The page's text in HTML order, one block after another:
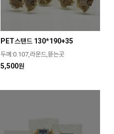
PET스탠드 130*190+35
두께:0.107,라운드,뜯는곳
5,500원